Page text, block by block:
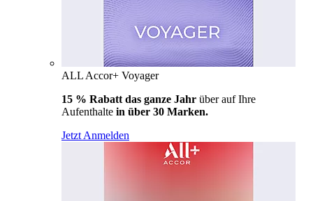
ALL Accor+ Voyager
15 % Rabatt das ganze Jahr über auf Ihre
Aufenthalte in über 30 Marken.
Jetzt Anmelden